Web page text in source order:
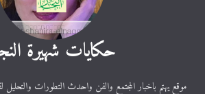
حكايات شهيرة
موقع يهتم باخبار المجتمع والفن واحدث التطورات والتحليل